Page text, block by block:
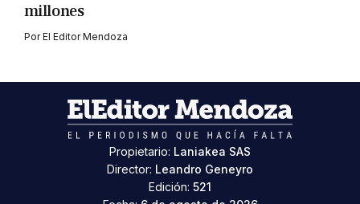
millones
PorEl Editor Mendoza
Propietario: Laniakea SAS
Director: Leandro Geneyro
Edición: 521